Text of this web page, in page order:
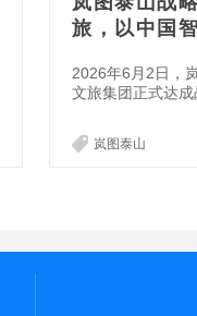
旅，以中国
2026年6月2日，
文旅集团正式达
文化自信为基、
共启“稳如泰山”
岚图泰山